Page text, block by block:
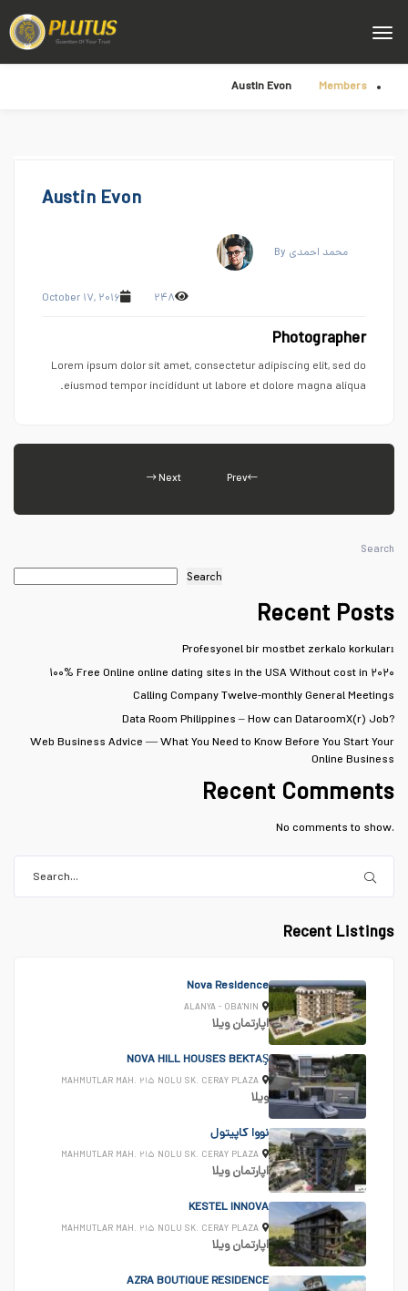
Members
Austin Evon
Austin Evon
By محمد احمدی
October ۱۷, ۲۰۱۶ ۲۴۸
Photographer
Lorem ipsum dolor sit amet, consectetur adipiscing elit, sed do
eiusmod tempor incididunt ut labore et dolore magna aliqua.
Prev
Next
Search
Search
Recent Posts
Profesyonel bir mostbet zerkalo korkuları
۱۰۰% Free Online online dating sites in the USA Without cost in ۲۰۲۰
Calling Company Twelve-monthly General Meetings
Data Room Philippines – How can DataroomX(r) Job?
Web Business Advice — What You Need to Know Before You Start Your
Online Business
Recent Comments
No comments to show.
Recent Listings
Nova Residence
ALANYA - OBA'NIN
اپارتمانویلا
NOVA HILL HOUSES BEKTAŞ
MAHMUTLAR MAH. ۲۱۵ NOLU SK. CERAY PLAZA
ویلا
نووا کاپیتول
MAHMUTLAR MAH. ۲۱۵ NOLU SK. CERAY PLAZA
اپارتمانویلا
KESTEL INNOVA
MAHMUTLAR MAH. ۲۱۵ NOLU SK. CERAY PLAZA
اپارتمانویلا
AZRA BOUTIQUE RESIDENCE